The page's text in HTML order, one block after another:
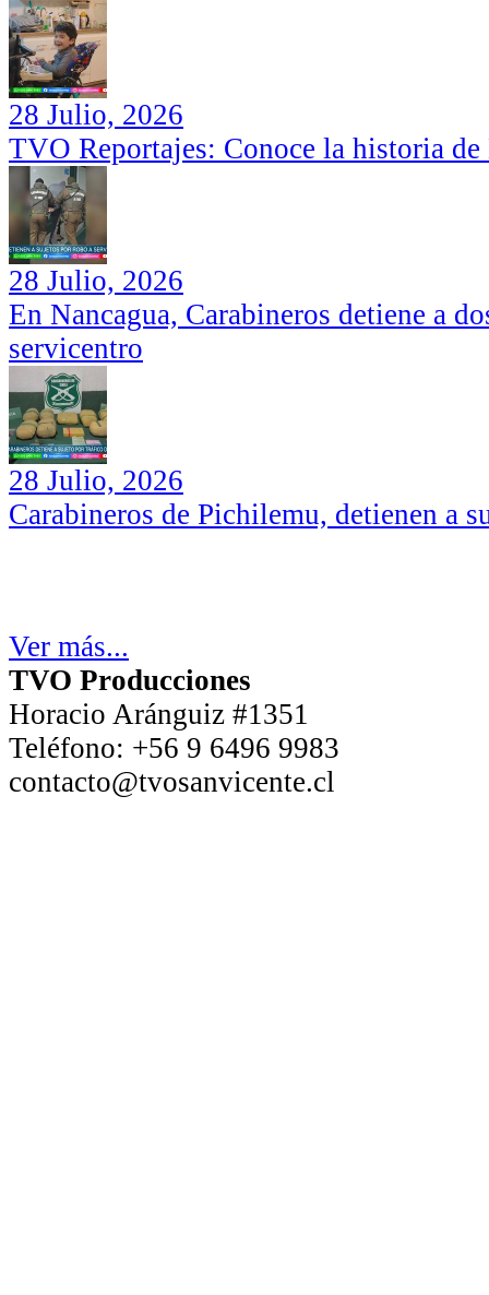
28 Julio, 2026
TVO Reportajes: Conoce la historia
28 Julio, 2026
En Nancagua, Carabineros detiene a
servicentro
28 Julio, 2026
Carabineros de Pichilemu, detienen a
Ver más...
TVO Producciones
Horacio Aránguiz #1351
Teléfono: +56 9 6496 9983
contacto@tvosanvicente.cl